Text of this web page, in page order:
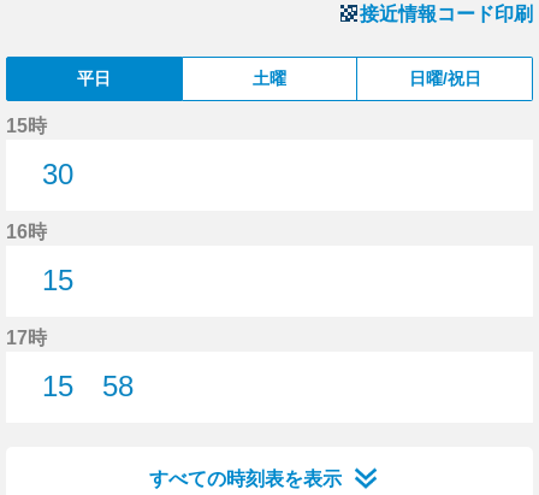
接近情報コード印刷
平日 土曜 日曜/祝日
15時
30
16時
15
17時
15
58
すべての時刻表を表示